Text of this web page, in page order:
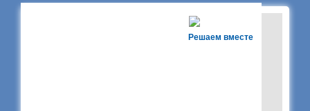
Решаем вместе